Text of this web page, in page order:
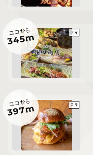
ココから
345m
ココから
397m